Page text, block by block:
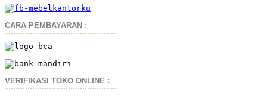
CARA PEMBAYARAN :
VERIFIKASI TOKO ONLINE :